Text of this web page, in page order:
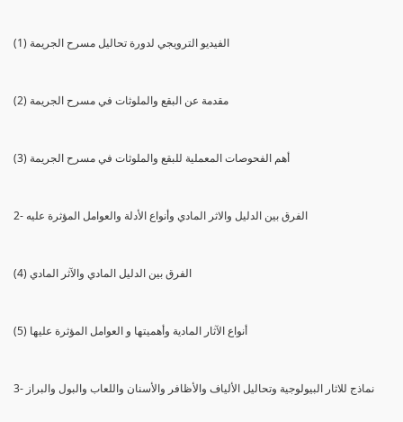
(1) الفيديو الترويجي لدورة تحاليل مسرح الجريمة
(2) مقدمة عن البقع والملوثات في مسرح الجريمة
(3) أهم الفحوصات المعملية للبقع والملوثات في مسرح الجريمة
2- الفرق بين الدليل والاثر المادي وأنواع الأدلة والعوامل المؤثرة عليه
(4) الفرق بين الدليل المادي والآثر المادي
(5) أنواع الآثار المادية وأهميتها و العوامل المؤثرة عليها
3- نماذج للاثار البيولوجية وتحاليل الألياف والأظافر والأسنان واللعاب والبول والبراز